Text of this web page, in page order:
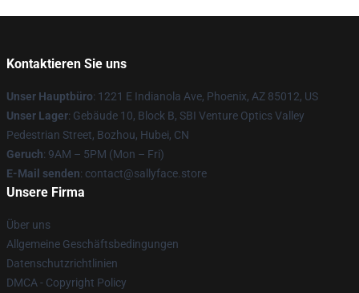
Kontaktieren Sie uns
Unser Hauptbüro: 1221 E Indianola Ave, Phoenix, AZ 85012, US
Unser Lager: Gebäude 10, Block B, SBI Venture Optics Valley
Pedestrian Street, Bozhou, Hubei, CN
Geruch: 9AM – 5PM (Mon – Fri)
E-Mail senden: contact@sallyface.store
Unsere Firma
Über uns
Allgemeine Geschäftsbedingungen
Datenschutzrichtlinien
DMCA - Copyright Policy